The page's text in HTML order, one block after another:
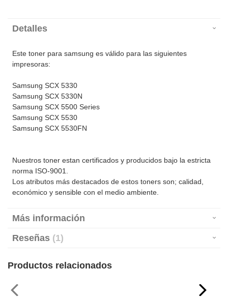
Detalles
Este toner para samsung es válido para las siguientes
impresoras:
Samsung SCX 5330
Samsung SCX 5330N
Samsung SCX 5500 Series
Samsung SCX 5530
Samsung SCX 5530FN
Nuestros toner estan certificados y producidos bajo la estricta
norma ISO-9001.
Los atributos más destacados de estos toners son; calidad,
económico y sensible con el medio ambiente.
Más información
Reseñas 1
Productos relacionados